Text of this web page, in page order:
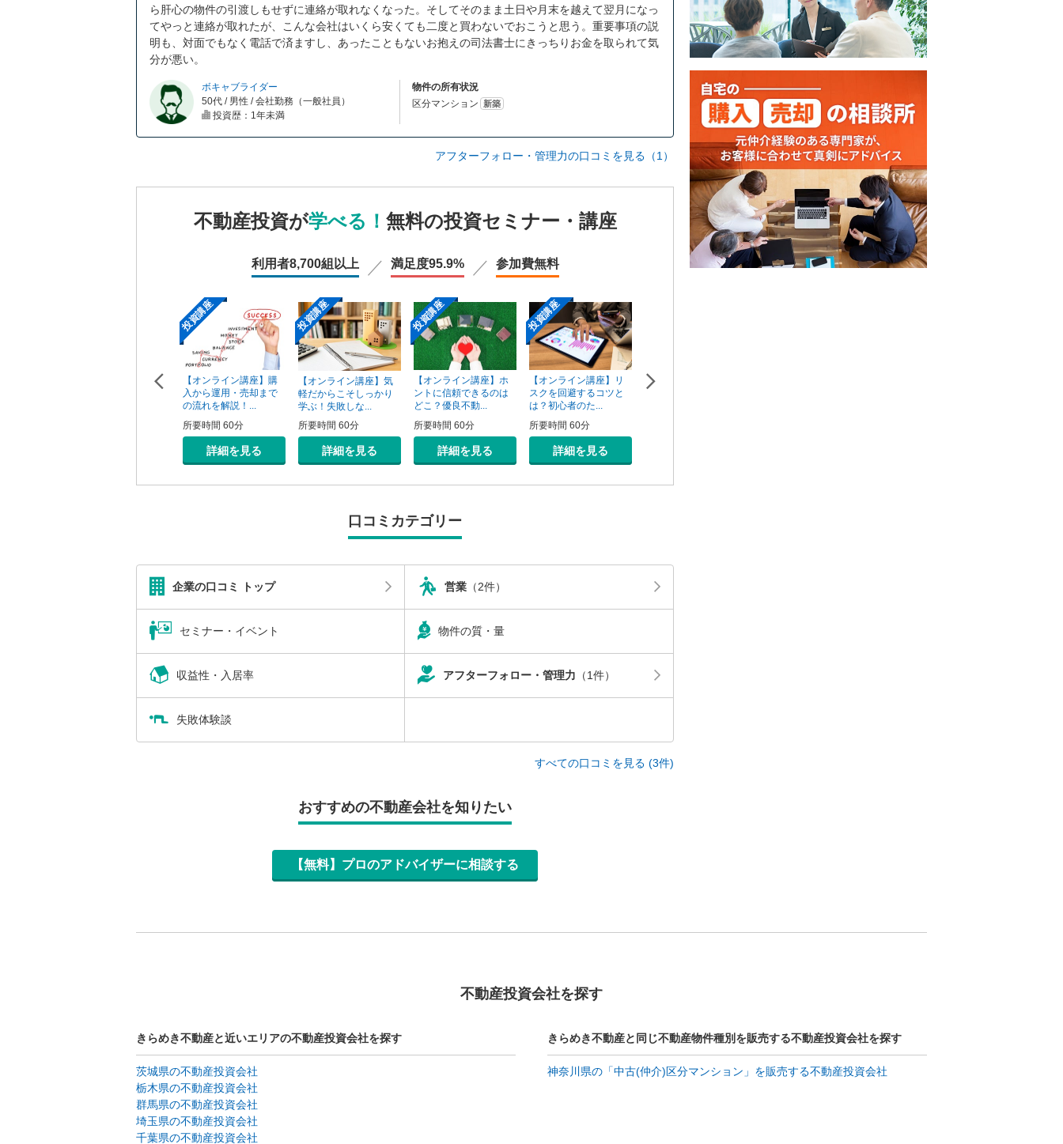
ら肝心の物件の引渡しもせずに連絡が取れなくなった。そしてそのまま土日や月末を越えて翌月になっ
てやっと連絡が取れたが、こんな会社はいくら安くても二度と買わないでおこうと思う。重要事項の説
明も、対面でもなく電話で済ますし、あったこともないお抱えの司法書士にきっちりお金を取られて気
分が悪い。
ボキャブライダー
50代 / 男性 / 会社勤務（一般社員）
投資歴：1年未満
物件の所有状況
区分マンション 新築
アフターフォロー・管理力の口コミを見る（1）
不動産投資が学べる！ 無料の投資セミナー・講座
利用者8,700組以上 満足度95.9% 参加費無料
【オンライン講座】次
投資講座
【オンライン講座】購
入から運用・売却まで
の流れを解説！...
所要時間 60分
詳細を見る
投資講座
【オンライン講座】気
軽だからこそしっかり
学ぶ！失敗しな...
所要時間 60分
詳細を見る
投資講座
【オンライン講座】ホ
ントに信頼できるのは
どこ？優良不動...
所要時間 60分
詳細を見る
投資講座
【オンライン講座】リ
スクを回避するコツと
は？初心者のた...
所要時間 60分
詳細を見る
【オンライン講座】投
口コミカテゴリー
企業の口コミ トップ 営業 （2件）
セミナー・イベント 物件の質・量
収益性・入居率 アフターフォロー・管理力 （1件）
失敗体験談
すべての口コミを見る (3件)
おすすめの不動産会社を知りたい
【無料】プロのアドバイザーに相談する
不動産投資会社を探す
きらめき不動産と近いエリアの不動産投資会社を探す
茨城県の不動産投資会社
栃木県の不動産投資会社
群馬県の不動産投資会社
埼玉県の不動産投資会社
千葉県の不動産投資会社
きらめき不動産と同じ不動産物件種別を販売する不動産投資会社を探す
神奈川県の「中古(仲介)区分マンション」を販売する不動産投資会社